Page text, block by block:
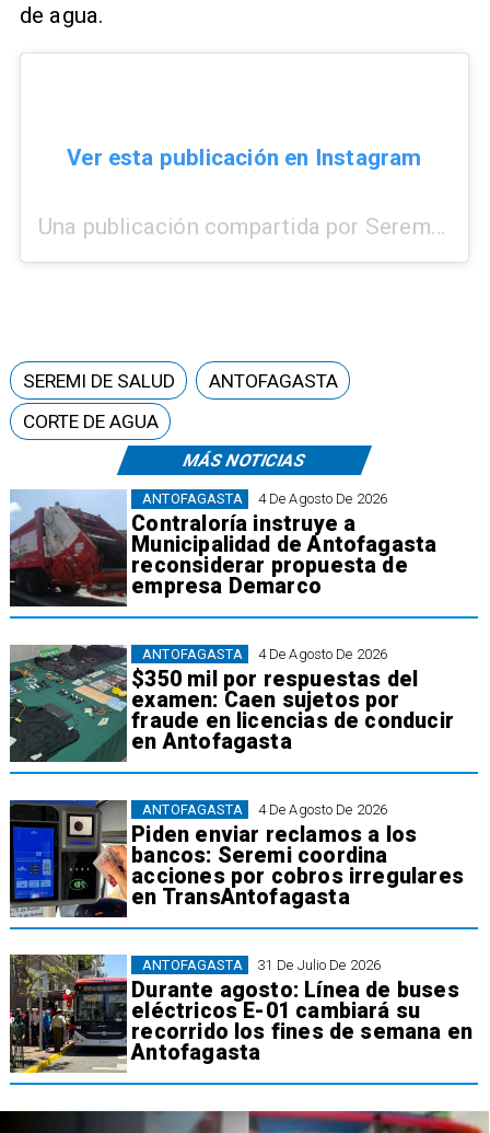
de agua.
Ver esta publicación en Instagram
Una publicación compartida por Seremi Salud Antofagasta (@seremisaludantofagasta)
MÁS NOTICIAS
4 De Agosto De 2026
Contraloría instruye a
Municipalidad de Antofagasta
reconsiderar propuesta de
empresa Demarco
ANTOFAGASTA
4 De Agosto De 2026
$350 mil por respuestas del
examen: Caen sujetos por
fraude en licencias de conducir
en Antofagasta
ANTOFAGASTA
4 De Agosto De 2026
Piden enviar reclamos a los
bancos: Seremi coordina
acciones por cobros irregulares
en TransAntofagasta
ANTOFAGASTA
31 De Julio De 2026
Durante agosto: Línea de buses
eléctricos E-01 cambiará su
recorrido los fines de semana en
Antofagasta
ANTOFAGASTA
SEREMI DE SALUD
ANTOFAGASTA
CORTE DE AGUA